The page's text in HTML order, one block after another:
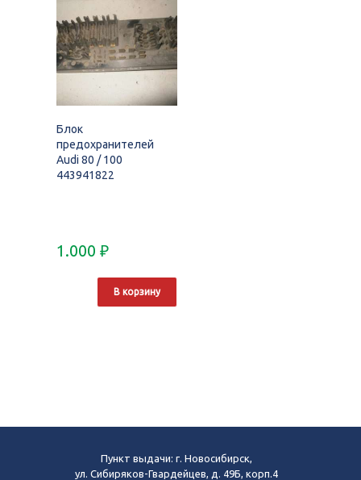
Блок
предохранителей
Audi 80 / 100
443941822
1.000 ₽
В корзину
Пункт выдачи: г. Новосибирск,
ул. Сибиряков-Гвардейцев, д. 49Б, корп.4